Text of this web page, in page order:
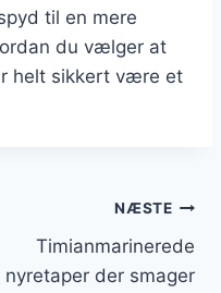
til en mere
du vælger at
helt sikkert være et
NÆSTE
Timianmarinerede
nyretaper der smager